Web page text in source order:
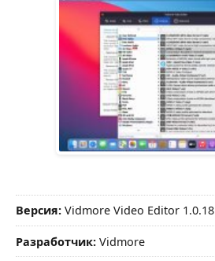
Версия: Vidmore Video Editor 1.0.18
Разработчик: Vidmore